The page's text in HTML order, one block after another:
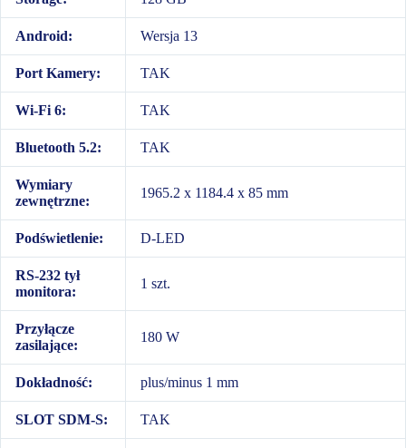
Android: Wersja 13
Port Kamery: TAK
Wi-Fi 6: TAK
Bluetooth 5.2: TAK
Wymiary
zewnętrzne:
1965.2 x 1184.4 x 85 mm
Podświetlenie: D-LED
RS-232 tył
monitora:
1 szt.
Przyłącze
zasilające:
180 W
Dokładność: plus/minus 1 mm
SLOT SDM-S: TAK